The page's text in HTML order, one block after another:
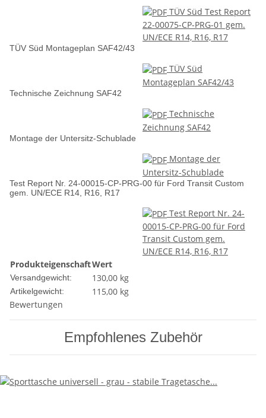
TÜV Süd Test Report
22-00075-CP-PRG-01 gem.
UN/ECE R14, R16, R17
TÜV Süd Montageplan SAF42/43
TÜV Süd
Montageplan SAF42/43
Technische Zeichnung SAF42
Technische
Zeichnung SAF42
Montage der Untersitz-Schublade
Montage der
Untersitz-Schublade
Test Report Nr. 24-00015-CP-PRG-00 für Ford Transit Custom
gem. UN/ECE R14, R16, R17
Test Report Nr. 24-
00015-CP-PRG-00 für Ford
Transit Custom gem.
UN/ECE R14, R16, R17
ProdukteigenschaftWert
Versandgewicht: 130,00 kg
Artikelgewicht: 115,00 kg
Bewertungen
Empfohlenes Zubehör